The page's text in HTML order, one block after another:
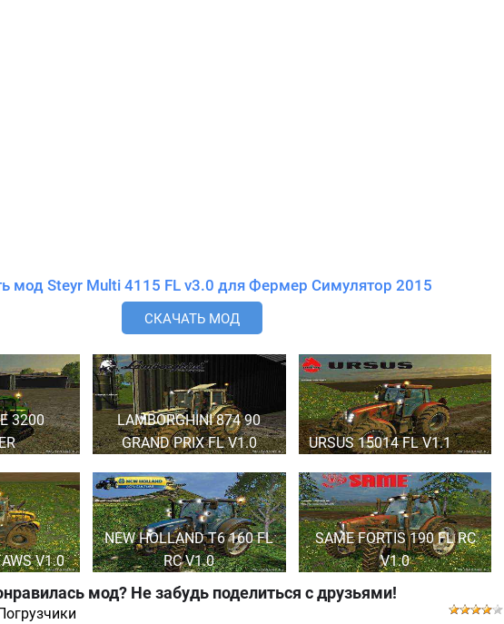
Скачать мод Steyr Multi 4115 FL v3.0 для Фермер Симулятор 2015
СКАЧАТЬ МОД
3200
LAMBORGHINI 874 90
GRAND PRIX FL V1.0
URSUS 15014 FL V1.1
V1.0
NEW HOLLAND T6 160 FL
RC V1.0
SAME FORTIS 190 FL RC
V1.0
мод? Не забудь поделиться с друзьями!